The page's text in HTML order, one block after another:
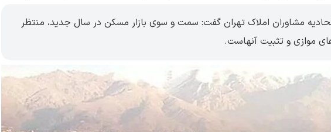
مشاوران املاک تهران گفت: سمت و سوی بازار مسکن در سال جدید، منتظر
موازی و تثبیت آنهاست.